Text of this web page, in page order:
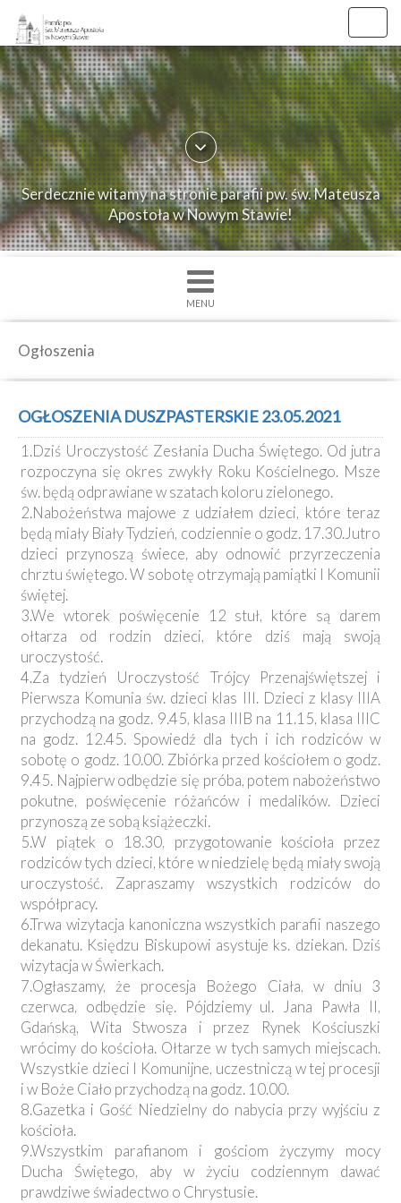
×
Strona
główna
O
parafii
Ogłoszenia
św.
Nabożenstwa
Kancelaria
Galeria
Dekanat
Nowy
Staw
Kapituła
Kolegiacka
strony
Ochrona
Małoletnich
Serdecznie witamy na stronie parafii pw. św. Mateusza
Apostoła w Nowym Stawie!
MENU
Ogłoszenia
OGŁOSZENIA DUSZPASTERSKIE 23.05.2021
1.Dziś Uroczystość Zesłania Ducha Świętego. Od jutra
rozpoczyna się okres zwykły Roku Kościelnego. Msze
św. będą odprawiane w szatach koloru zielonego.
2.Nabożeństwa majowe z udziałem dzieci, które teraz
będą miały Biały Tydzień, codziennie o godz. 17.30.Jutro
dzieci przynoszą świece, aby odnowić przyrzeczenia
chrztu świętego. W sobotę otrzymają pamiątki I Komunii
świętej.
3.We wtorek poświęcenie 12 stuł, które są darem
ołtarza od rodzin dzieci, które dziś mają swoją
uroczystość.
4.Za tydzień Uroczystość Trójcy Przenajświętszej i
Pierwsza Komunia św. dzieci klas III. Dzieci z klasy IIIA
przychodzą na godz. 9.45, klasa IIIB na 11.15, klasa IIIC
na godz. 12.45. Spowiedź dla tych i ich rodziców w
sobotę o godz. 10.00. Zbiórka przed kościołem o godz.
9.45. Najpierw odbędzie się próba, potem nabożeństwo
pokutne, poświęcenie różańców i medalików. Dzieci
przynoszą ze sobą książeczki.
5.W piątek o 18.30, przygotowanie kościoła przez
rodziców tych dzieci, które w niedzielę będą miały swoją
uroczystość. Zapraszamy wszystkich rodziców do
współpracy.
6.Trwa wizytacja kanoniczna wszystkich parafii naszego
dekanatu. Księdzu Biskupowi asystuje ks. dziekan. Dziś
wizytacja w Świerkach.
7.Ogłaszamy, że procesja Bożego Ciała, w dniu 3
czerwca, odbędzie się. Pójdziemy ul. Jana Pawła II,
Gdańską, Wita Stwosza i przez Rynek Kościuszki
wrócimy do kościoła. Ołtarze w tych samych miejscach.
Wszystkie dzieci I Komunijne, uczestniczą w tej procesji
i w Boże Ciało przychodzą na godz. 10.00.
8.Gazetka i Gość Niedzielny do nabycia przy wyjściu z
kościoła.
9.Wszystkim parafianom i gościom życzymy mocy
Ducha Świętego, aby w życiu codziennym dawać
prawdziwe świadectwo o Chrystusie.